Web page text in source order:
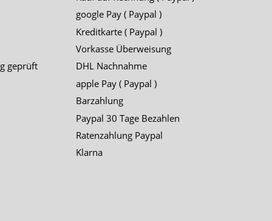
geprüft
google Pay ( Paypal )
Kreditkarte ( Paypal )
Vorkasse Überweisung
DHL Nachnahme
apple Pay ( Paypal )
Barzahlung
Paypal 30 Tage Bezahlen
Ratenzahlung Paypal
Klarna